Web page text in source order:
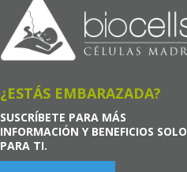
¿ESTÁS EMBARAZADA?
SUSCRÍBETE PARA MÁS
INFORMACIÓN Y BENEFICIOS SOLO
PARA TI.